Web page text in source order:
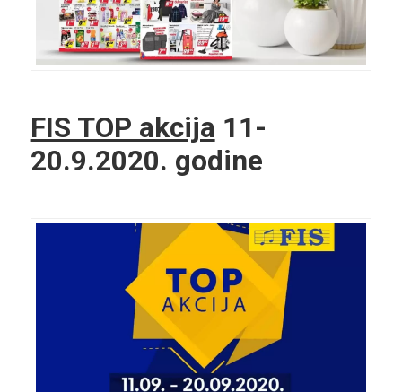
FIS TOP akcija 11-
20.9.2020. godine